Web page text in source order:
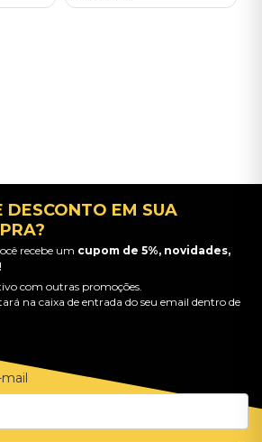
DESCONTO EM SUA
recebe um cupom de 5%, novidades,
com outras promoções.
na caixa de entrada do seu email dentro de